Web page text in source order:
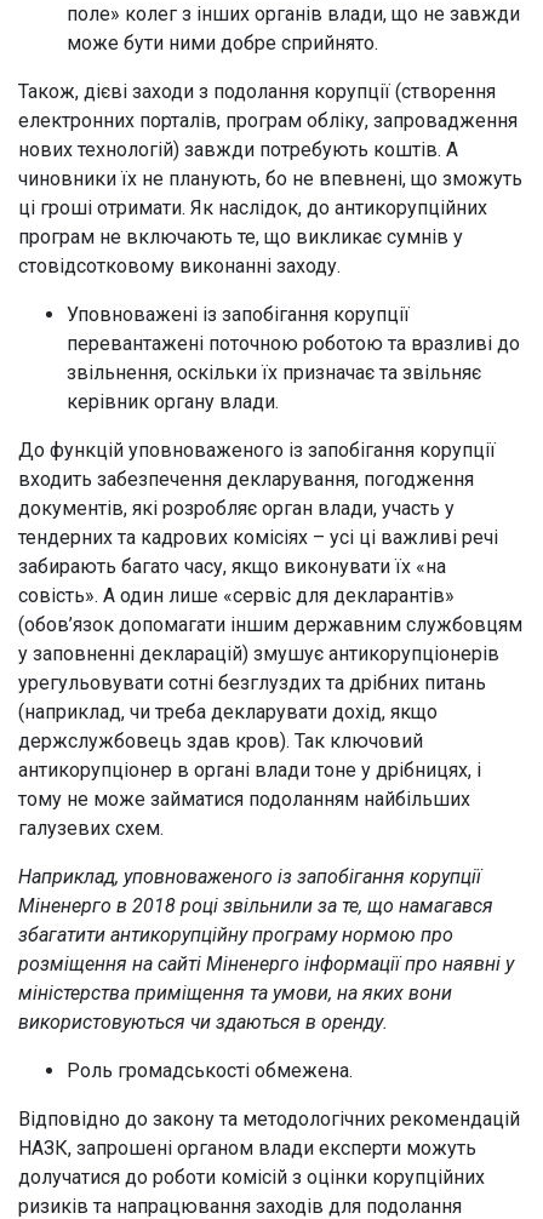
поле» колег з інших органів влади, що не завжди
може бути ними добре сприйнято.
Також, дієві заходи з подолання корупції (створення
електронних порталів, програм обліку, запровадження
нових технологій) завжди потребують коштів. А
чиновники їх не планують, бо не впевнені, що зможуть
ці гроші отримати. Як наслідок, до антикорупційних
програм не включають те, що викликає сумнів у
стовідсотковому виконанні заходу.
Уповноважені із запобігання корупції
перевантажені поточною роботою та вразливі до
звільнення, оскільки їх призначає та звільняє
керівник органу влади.
До функцій уповноваженого із запобігання корупції
входить забезпечення декларування, погодження
документів, які розробляє орган влади, участь у
тендерних та кадрових комісіях – усі ці важливі речі
забирають багато часу, якщо виконувати їх «на
совість». А один лише «сервіс для декларантів»
(обов’язок допомагати іншим державним службовцям
у заповненні декларацій) змушує антикорупціонерів
урегульовувати сотні безглуздих та дрібних питань
(наприклад, чи треба декларувати дохід, якщо
держслужбовець здав кров). Так ключовий
антикорупціонер в органі влади тоне у дрібницях, і
тому не може займатися подоланням найбільших
галузевих схем.
Наприклад, уповноваженого із запобігання корупції
Міненерго в 2018 році звільнили за те, що намагався
збагатити антикорупційну програму нормою про
розміщення на сайті Міненерго інформації про наявні у
міністерства приміщення та умови, на яких вони
використовуються чи здаються в оренду.
Роль громадськості обмежена.
Відповідно до закону та методологічних рекомендацій
НАЗК, запрошені органом влади експерти можуть
долучатися до роботи комісій з оцінки корупційних
ризиків та напрацювання заходів для подолання